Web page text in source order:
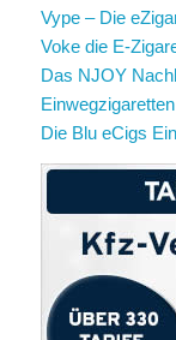
Vype – Die
Voke die E-
Das NJOY
Die Blu eCigs